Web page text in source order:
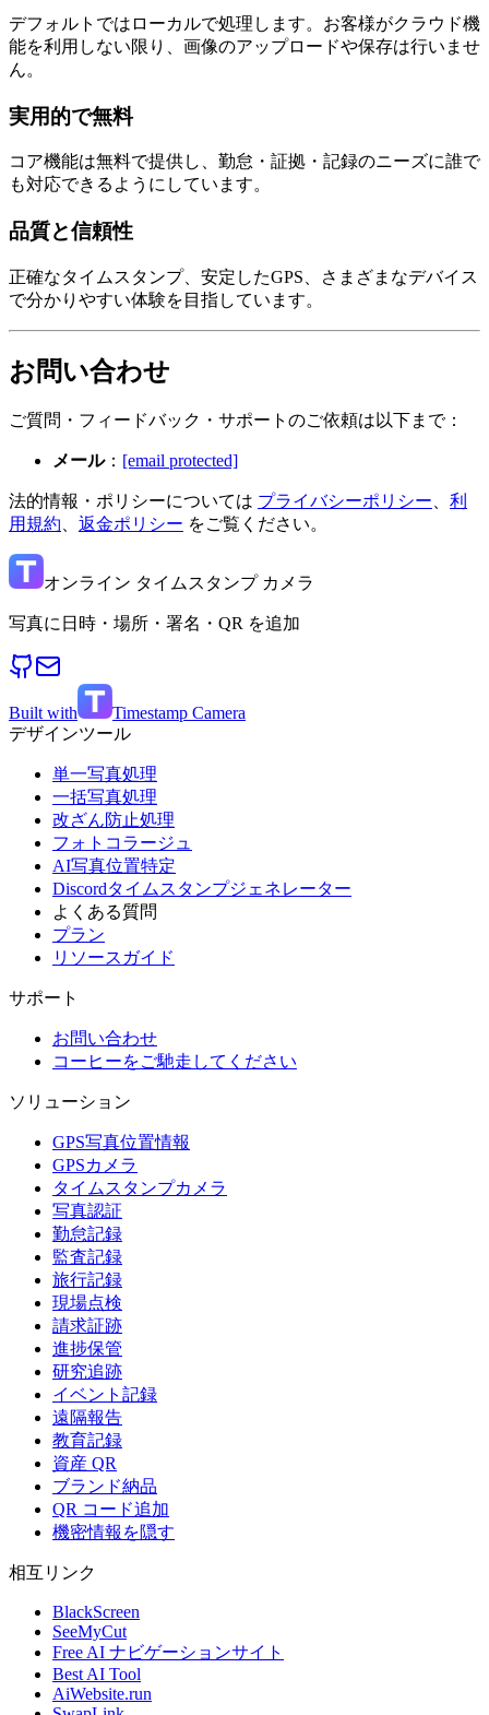
デフォルトではローカルで処理します。お客様がクラウド機
能を利用しない限り、画像のアップロードや保存は行いませ
ん。
実用的で無料
コア機能は無料で提供し、勤怠・証拠・記録のニーズに誰で
も対応できるようにしています。
品質と信頼性
正確なタイムスタンプ、安定したGPS、さまざまなデバイス
で分かりやすい体験を目指しています。
お問い合わせ
ご質問・フィードバック・サポートのご依頼は以下まで：
メール： [email protected]
法的情報・ポリシーについては プライバシーポリシー、 利
用規約、 返金ポリシー をご覧ください。
オンライン タイムスタンプ カメラ
写真に日時・場所・署名・QR を追加
Built with
Timestamp Camera
デザインツール
単一写真処理
一括写真処理
改ざん防止処理
フォトコラージュ
AI写真位置特定
Discordタイムスタンプジェネレーター
よくある質問
プラン
リソースガイド
サポート
お問い合わせ
コーヒーをご馳走してください
ソリューション
GPS写真位置情報
GPSカメラ
タイムスタンプカメラ
写真認証
勤怠記録
監査記録
旅行記録
現場点検
請求証跡
進捗保管
研究追跡
イベント記録
遠隔報告
教育記録
資産 QR
ブランド納品
QR コード追加
機密情報を隠す
相互リンク
BlackScreen
SeeMyCut
Free AI ナビゲーションサイト
Best AI Tool
AiWebsite.run